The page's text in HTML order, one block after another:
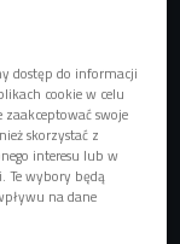
dostęp do informacji
cookie w celu
swoje
skorzystać z
interesu lub w
Te wybory będą
na dane